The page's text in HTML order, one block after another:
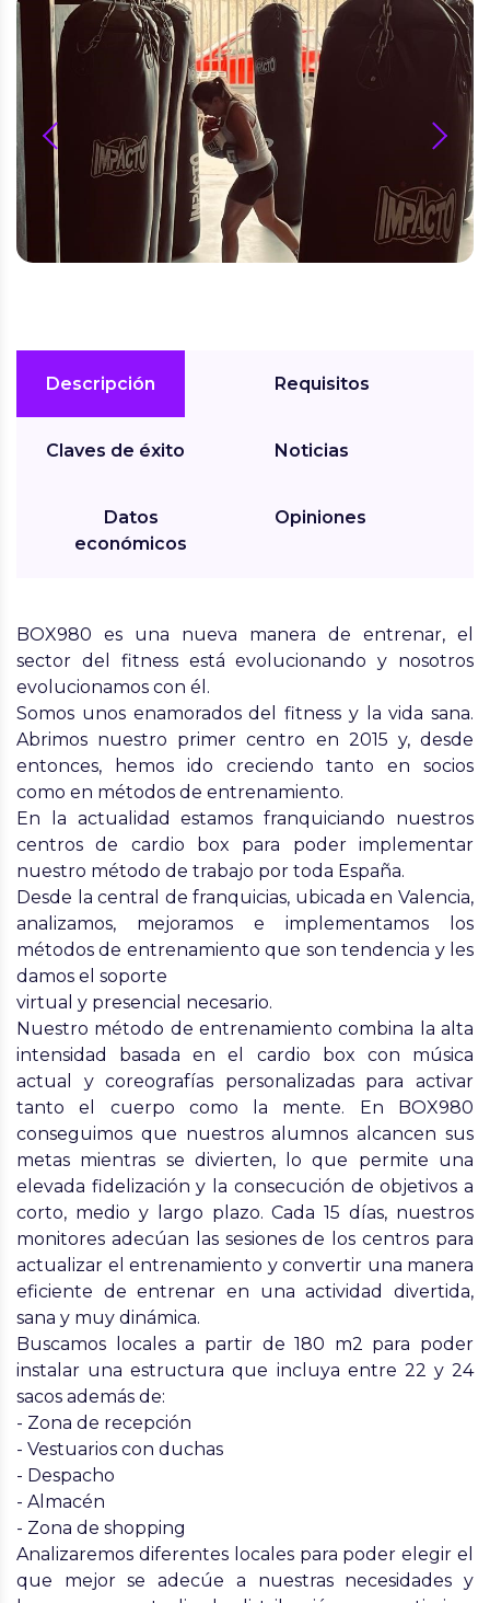
prev next
Descripción
Claves de éxito
Datos
económicos
Requisitos
Noticias
Opiniones
BOX980 es una nueva manera de entrenar, el
sector del fitness está evolucionando y nosotros
evolucionamos con él.
Somos unos enamorados del fitness y la vida sana.
Abrimos nuestro primer centro en 2015 y, desde
entonces, hemos ido creciendo tanto en socios
como en métodos de entrenamiento.
En la actualidad estamos franquiciando nuestros
centros de cardio box para poder implementar
nuestro método de trabajo por toda España.
Desde la central de franquicias, ubicada en Valencia,
analizamos, mejoramos e implementamos los
métodos de entrenamiento que son tendencia y les
damos el soporte
virtual y presencial necesario.
Nuestro método de entrenamiento combina la alta
intensidad basada en el cardio box con música
actual y coreografías personalizadas para activar
tanto el cuerpo como la mente. En BOX980
conseguimos que nuestros alumnos alcancen sus
metas mientras se divierten, lo que permite una
elevada fidelización y la consecución de objetivos a
corto, medio y largo plazo. Cada 15 días, nuestros
monitores adecúan las sesiones de los centros para
actualizar el entrenamiento y convertir una manera
eficiente de entrenar en una actividad divertida,
sana y muy dinámica.
Buscamos locales a partir de 180 m2 para poder
instalar una estructura que incluya entre 22 y 24
sacos además de:
- Zona de recepción
- Vestuarios con duchas
- Despacho
- Almacén
- Zona de shopping
Analizaremos diferentes locales para poder elegir el
que mejor se adecúe a nuestras necesidades y